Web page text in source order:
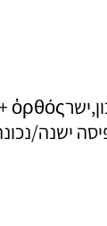
ישנה/